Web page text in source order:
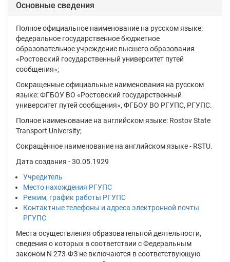
Основные сведения
Полное официальное наименование на русском языке:
федеральное государственное бюджетное
образовательное учреждение высшего образования
«Ростовский государственный университет путей
сообщения»;
Сокращенные официальные наименования на русском
языке:ФГБОУ ВО «Ростовский государственный
университет путей сообщения», ФГБОУ ВО РГУПС, РГУПС.
Полное наименование на английском языке: Rostov State
Transport University;
Сокращённое наименование на английском языке - RSTU.
Дата создания - 30.05.1929
Учредитель
Место нахождения РГУПС
Режим, график работы РГУПС
Контактные телефоны и адреса электронной почты
РГУПС
Места осуществления образовательной деятельности,
сведения о которых в соответствии с Федеральным
законом N 273-ФЗ не включаются в соответствующую